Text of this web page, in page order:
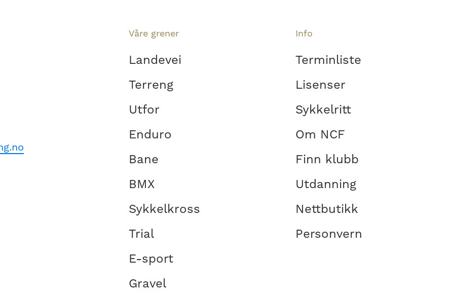
Våre grener
Landevei
Terreng
Utfor
Enduro
Bane
BMX
Sykkelkross
Trial
E-sport
Gravel
Info
Terminliste
Lisenser
Sykkelritt
Om NCF
Finn klubb
Utdanning
Nettbutikk
Personvern